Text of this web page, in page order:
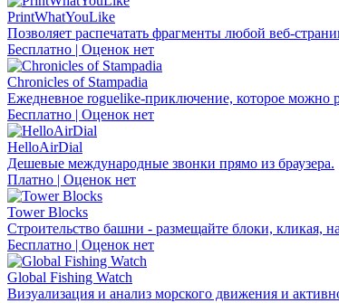
PrintWhatYouLike
Позволяет распечатать фрагменты любой веб-
Бесплатно | Оценок нет
Chronicles of Stampadia
Ежедневное roguelike-приключение, которое можно
Бесплатно | Оценок нет
HelloAirDial
Дешевые международные звонки прямо из браузера.
Платно | Оценок нет
Tower Blocks
Строительство башни - размещайте блоки, кликая,
Бесплатно | Оценок нет
Global Fishing Watch
Визуализация и анализ морского движения и